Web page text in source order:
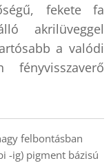
fekete fa
akrilüveggel
a valódi
fényvisszaverő
felbontásban
-ig) pigment bázisú